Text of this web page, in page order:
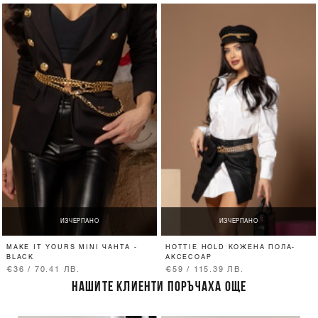
ИЗЧЕРПАНО
MAKE IT YOURS MINI ЧАНТА -
BLACK
€36 / 70.41 ЛВ.
ИЗЧЕРПАНО
HOTTIE HOLD КОЖЕНА ПОЛА-
АКСЕСОАР
€59 / 115.39 ЛВ.
НАШИТЕ КЛИЕНТИ ПОРЪЧАХА ОЩЕ